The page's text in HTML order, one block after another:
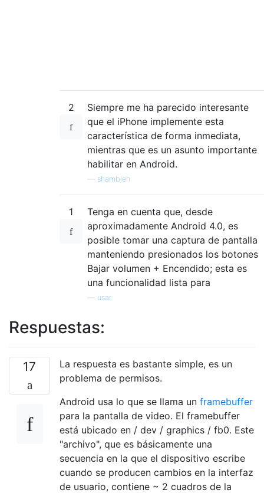
2
Siempre me ha parecido interesante
que el iPhone implemente esta
característica de forma inmediata,
mientras que es un asunto importante
habilitar en Android.
shambleh
1
Tenga en cuenta que, desde
aproximadamente Android 4.0, es
posible tomar una captura de pantalla
manteniendo presionados los botones
Bajar volumen + Encendido; esta es
una funcionalidad lista para
usar
Respuestas:
17
La respuesta es bastante simple, es un
problema de permisos.
Android usa lo que se llama un framebuffer
para la pantalla de video. El framebuffer
está ubicado en / dev / graphics / fb0. Este
"archivo", que es básicamente una
secuencia en la que el dispositivo escribe
cuando se producen cambios en la interfaz
de usuario, contiene ~ 2 cuadros de la